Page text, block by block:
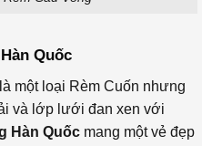
Quốc
một loại Rèm Cuốn nhưng
và lớp lưới đan xen với
Hàn Quốcmang một vẻ đẹp